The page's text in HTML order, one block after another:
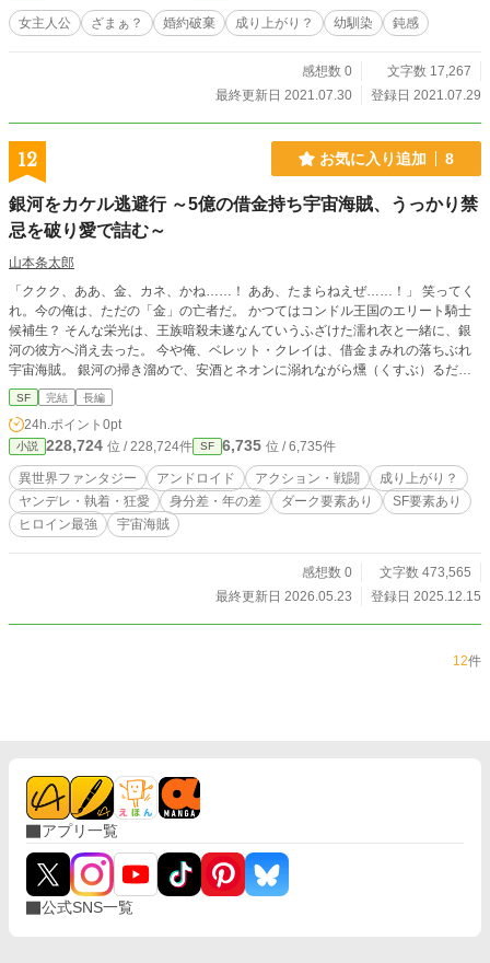
女主人公 ざまぁ？ 婚約破棄 成り上がり？ 幼馴染 鈍感
感想数 0
文字数 17,267
最終更新日 2021.07.30
登録日 2021.07.29
12 お気に入り追加 8
銀河をカケル逃避行 ～5億の借金持ち宇宙海賊、うっかり禁
忌を破り愛で詰む～
山本条太郎
「ククク、ああ、金、カネ、かね……！ ああ、たまらねえぜ……！」 笑ってく
れ。今の俺は、ただの「金」の亡者だ。 かつてはコンドル王国のエリート騎士
候補生？ そんな栄光は、王族暗殺未遂なんていうふざけた濡れ衣と一緒に、銀
河の彼方へ消え去った。 今や俺、ベレット・クレイは、借金まみれの落ちぶれ
宇宙海賊。 銀河の掃き溜めで、安酒とネオンに溺れながら燻（くすぶ）るだけ
のクズ野郎さ。負債総額、５億クレジット。笑える額だろ？ そんな俺のドブ板
人生に、とんでもない博打（ヤマ）が舞い込んだ。 依頼主は、かつての恩師ガ
ルム。 報酬は、俺の人生ごと買い戻せる破格の「６億クレジット」。 条件はた
った一つ。厳重に封印されたコンテナを運ぶこと。そして――『決して、中身を
見るな』。 だがな、俺は運の悪い男だ。 ワープドライブの静寂の中、嫌な予感
に背中を押されて、俺はその「禁忌」を犯した。 封印を破ったコンテナの中
身。 そこに眠っていたのは、兵器でも財宝でもねえ。コールドスリープカプセ
ルに浮かぶ、たった一人の少女だった。 「ベレットが望むなら、私のこの身体
王国の学園の後輩であり、銀河の未来を予知する『星詠の巫女』ミューは、無垢
な瞳でそう告げた。 銀河の誰よりも重く、熱っぽく、狂おしいほどの愛を込め
て。 だが、運命ってやつは残酷だ。 彼女を狙って動き出したのは、銀河を牛耳
る「惑星企業連合」に「アンドロメダ正教会」。 さらには、コンドル王国の艦
寄せやがる。 仮面の下に悲しき過去を隠した、３億の賞金首である妖艶な女海
する。
SF 完結 長編
24h.ポイント 0pt
小説 228,724 位 / 228,724件 SF 6,735 位 / 6,735件
異世界ファンタジー アンドロイド アクション・戦闘
成り上がり？
ヤンデレ・執着・狂愛
身分差・年の差 ダーク要素あり
SF要素あり
ヒロイン最強
宇宙海賊
感想数 0
文字数 473,565
最終更新日 2026.05.23
登録日 2025.12.15
12件
アプリ一覧
公式SNS一覧